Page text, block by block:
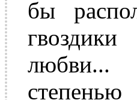
бы
любви...